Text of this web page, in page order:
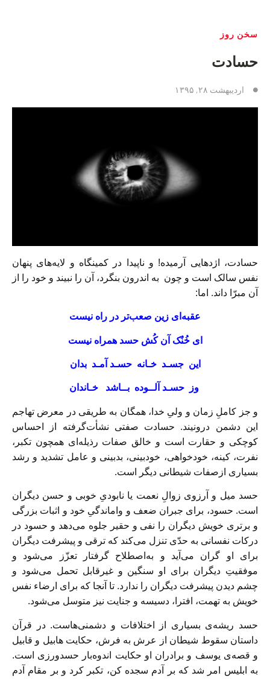
سخن روز
حسادت
اردیبهشت ۲۸, ۱۳۹۵
حسادت، اژدهایی آرمیده! و ناپیدا در کمینگاه و لایه‌های پنهان
نفس سالک است و چون به اندرون بنگرد، آن را نبیند و خود را از
آن مبرّا داند. اما:
عقبه‌ای زين صعب‌تر در راه نيست
ای خُنُک آن كُش حسد همراه نيست
اين جسـد خـانه حسـد آمـد بدان
وز حسـد آلــوده بــاشد خـاندان
و جز کاملِ زمان و ولیِ خدا، همگان به طریقی در معرض تهاجم
این دشمن درونیند. حسادت صفتی نشأت‌گرفته از احساس
کوچکی و حقارت است و خالق صفات رذیله‌ای همچون تکبر،
نفرت، کینه، خودخواهی، خودبینی، بدبینی و عامل تشدید و رشد
بسیاری ازصفات شیطانی دیگر است.
حسد میل و آرزوی زوالِ نعمت یا نابودیِ خوبی و حسن دیگران
است. حسود، برای جبران ضعف و واماندگیِ خود و اثبات بزرگی
و برتری خویش دیگران را نفی و حقیر جلوه می‌دهد و حسود در
دركات نفسانی به حدّی تنزل می‌كند كه ترقی و پيشرفت ديگران
برای او گران می‌آيد و به‌اصطلاح گرفتار تعزّز می‌شود و
موفقيتِ ديگران برای او سنگين و غيرقابل تحمل می‌شود و
چشم ديدن پيشرفت ديگران را ندارد. تا آنجا که برای ارضاء نفس
خویش به تهمت، افترا، دسیسه و جنایت نیز متوسل می‌شود.
حسد ریشه‌ی بسیاری از اختلافات و دشمنی‌هاست. در قرآن
داستان سقوط شیطان از عرش به فرش، حکایت هابیل و قابیل
و قصه‌ی یوسف و برادران او حکایت اندوه‌بار حسدورزی است.
به ابلیس امر شد که بر آدم سجده کن، تکبر کرد و بر مقام آدم